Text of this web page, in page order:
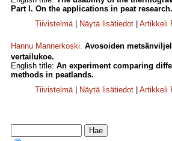
Part I. On the applications in peat research.
Tiivistelmä| Näytä lisätiedot Artikkeli
Hannu Mannerkoski. Avosoiden
vertailukoe.
English title: An experiment comparing
methods in peatlands.
Tiivistelmä| Näytä lisätiedot Artikkeli